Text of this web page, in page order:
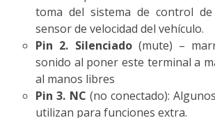
toma del sistema de control
sensor de velocidad del vehículo.
Pin 2. Silenciado(mute) –
sonido al poner este terminal a
al manos libres
Pin 3. NC (no conectado):
utilizan para funciones extra.